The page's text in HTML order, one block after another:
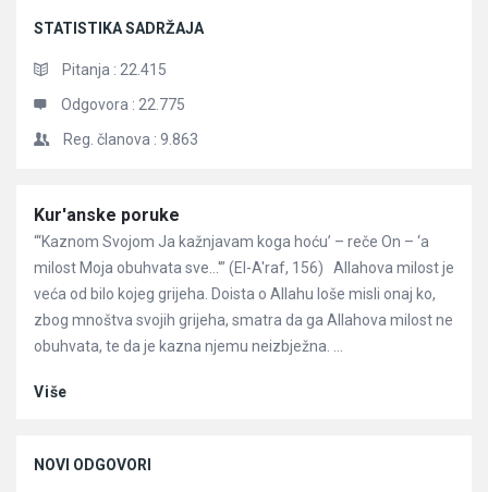
STATISTIKA SADRŽAJA
Pitanja : 22.415
Odgovora : 22.775
Reg. članova : 9.863
Članci
Kur'anske poruke
“‘Kaznom Svojom Ja kažnjavam koga hoću’ – reče On – ‘a
milost Moja obuhvata sve…'” (El-A'raf, 156) Allahova milost je
veća od bilo kojeg grijeha. Doista o Allahu loše misli onaj ko,
zbog mnoštva svojih grijeha, smatra da ga Allahova milost ne
obuhvata, te da je kazna njemu neizbježna. ...
Više
NOVI ODGOVORI